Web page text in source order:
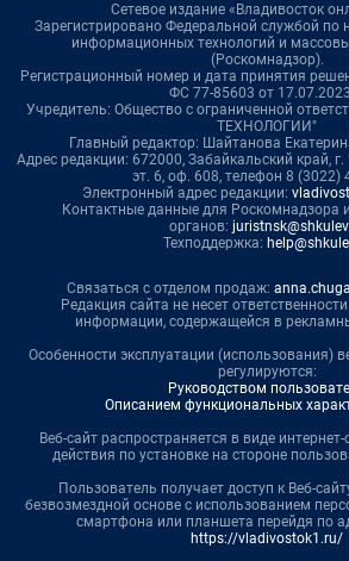
Сетевое издание «Владивосток
Зарегистрировано Федеральной службой по
информационных технологий и
(Роскомнадзор).
Регистрационный номер и дата принятия
ФС 77-85603 от
Учредитель: Общество с ограниченной
ТЕХНОЛОГИИ"
Главный редактор: Шайтанова
Адрес редакции: 672000, Забайкальский край,
эт. 6, оф. 608, телефон 8 (3022)
Электронный адрес редакции:
Контактные данные для Роскомнадзора
органов:
Техподдержка:
Связаться с отделом продаж:
Редакция сайта не несет
информации, содержащейся в
Особенности эксплуатации (использования)
регулируются:
Руководством
Описанием функциональных
Веб-сайт распространяется в виде
действия по установке на стороне
Пользователь получает доступ к Веб-
безвозмездной основе с использованием
смартфона или планшета перейдя по
https://vladivostok1.ru/